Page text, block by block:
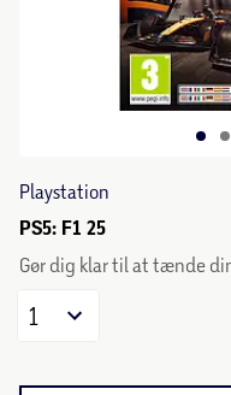
Playstation
PS5: F1 25
Gør dig klar til at tænde
1